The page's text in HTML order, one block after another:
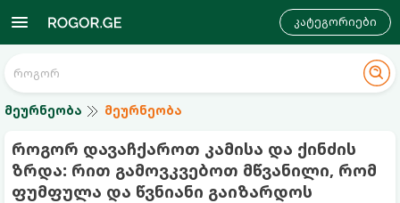
კატეგორიები
მეურნეობა მეურნეობა
როგორ დავაჩქაროთ კამისა და ქინძის
ზრდა: რით გამოვკვებოთ მწვანილი, რომ
ფუმფულა და წვნიანი გაიზარდოს